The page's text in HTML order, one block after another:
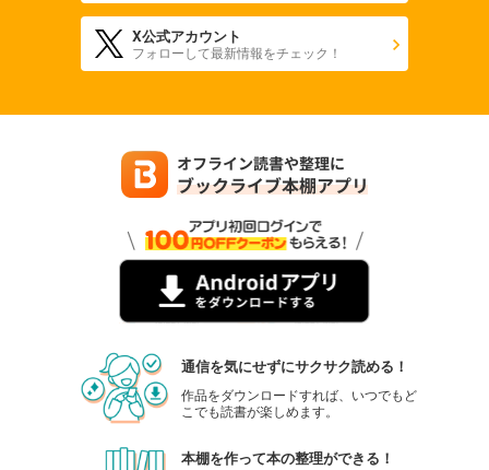
X公式アカウント
フォローして最新情報をチェック！
通信を気にせずにサクサク読める！
作品をダウンロードすれば、いつでもど
こでも読書が楽しめます。
本棚を作って本の整理ができる！